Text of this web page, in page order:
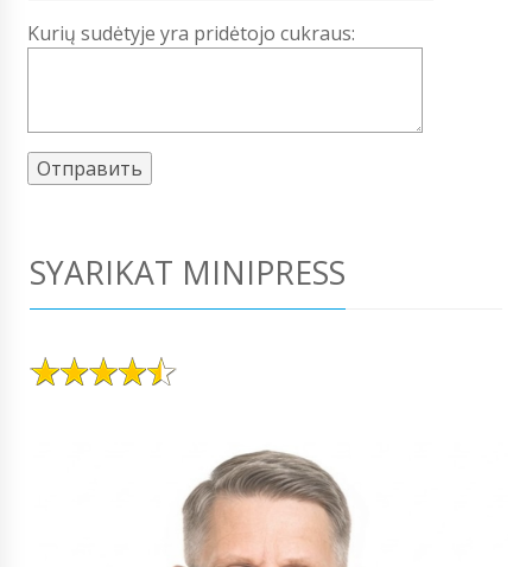
Kurių sudėtyje yra pridėtojo cukraus:
SYARIKAT MINIPRESS